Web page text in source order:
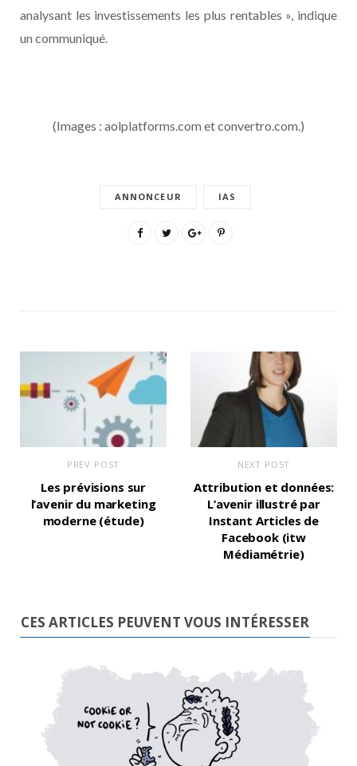
analysant les investissements les plus rentables », indique
un communiqué.
(Images : aolplatforms.com et convertro.com.)
ANNONCEUR IAS
PREV POST
Les prévisions sur
l’avenir du marketing
moderne (étude)
NEXT POST
Attribution et données:
L’avenir illustré par
Instant Articles de
Facebook (itw
Médiamétrie)
CES ARTICLES PEUVENT VOUS INTÉRESSER